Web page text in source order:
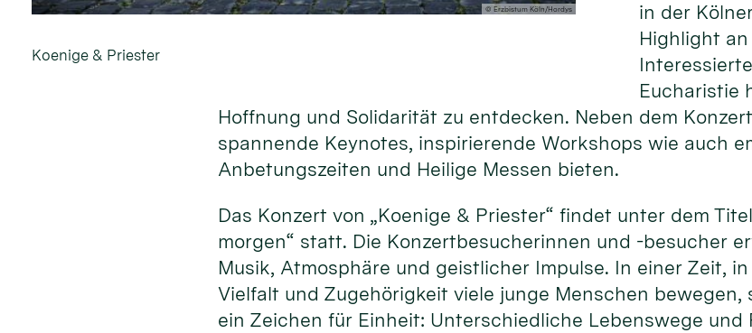
© Erzbistum Köln/Hordys
Koenige & Priester
in der
Highlight
Eucharistie
Hoffnung und Solidarität zu entdecken. Neben dem
spannende Keynotes, inspirierende Workshops wie auch
Anbetungszeiten und Heilige Messen bieten.
Das Konzert von „Koenige & Priester“ findet unter dem
morgen“ statt. Die Konzertbesucherinnen und -besucher
Musik, Atmosphäre und geistlicher Impulse. In einer Zeit,
Vielfalt und Zugehörigkeit viele junge Menschen
ein Zeichen für Einheit: Unterschiedliche Lebenswege und